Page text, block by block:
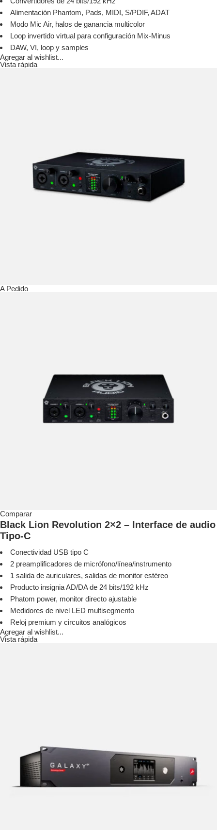
Alimentación Phantom, Pads, MIDI, S/PDIF, ADAT
Modo Mic Air, halos de ganancia multicolor
Loop invertido virtual para configuración Mix-Minus
DAW, VI, loop y samples
Agregar al wishlist...
Vista rápida
A Pedido
Comparar
Black Lion Revolution 2×2 – Interface de audio
Tipo-C
Conectividad USB tipo C
2 preamplificadores de micrófono/línea/instrumento
1 salida de auriculares, salidas de monitor estéreo
Producto insignia AD/DA de 24 bits/192 kHz
Phatom power, monitor directo ajustable
Medidores de nivel LED multisegmento
Reloj premium y circuitos analógicos
Agregar al wishlist...
Vista rápida